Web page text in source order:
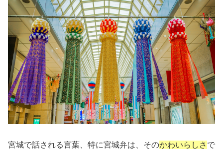
宮城で話される言葉、特に宮城弁は、そのかわいらしさ で